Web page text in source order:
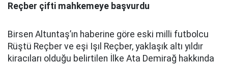
Reçber çifti mahkemeye başvurdu
Birsen Altuntaş’ın haberine göre eski milli futbolcu
Rüştü Reçber ve eşi Işıl Reçber, yaklaşık altı yıldır
kiracıları olduğu belirtilen İlke Ata Demirağ hakkında